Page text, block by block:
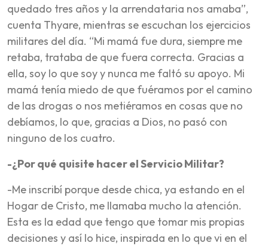
quedado tres años y la arrendataria nos amaba”,
cuenta Thyare, mientras se escuchan los ejercicios
militares del día. “Mi mamá fue dura, siempre me
retaba, trataba de que fuera correcta. Gracias a
ella, soy lo que soy y nunca me faltó su apoyo. Mi
mamá tenía miedo de que fuéramos por el camino
de las drogas o nos metiéramos en cosas que no
debíamos, lo que, gracias a Dios, no pasó con
ninguno de los cuatro.
-¿Por qué quisite hacer el Servicio Militar?
-Me inscribí porque desde chica, ya estando en el
Hogar de Cristo, me llamaba mucho la atención.
Esta es la edad que tengo que tomar mis propias
decisiones y así lo hice, inspirada en lo que vi en el